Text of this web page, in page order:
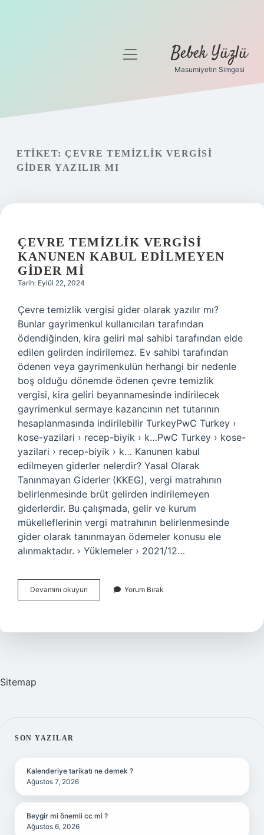
Gizlilik Politikası
menüyü
Bebek Yüzlü
Masumiyetin Simgesi
ETIKET: ÇEVRE TEMIZLIK VERGISI
GIDER YAZILIR MI
ÇEVRE TEMIZLIK VERGISI
KANUNEN KABUL EDILMEYEN
GIDER MI
Tarih: Eylül 22, 2024
Çevre temizlik vergisi gider olarak yazılır mı?
Bunlar gayrimenkul kullanıcıları tarafından
ödendiğinden, kira geliri mal sahibi tarafından elde
edilen gelirden indirilemez. Ev sahibi tarafından
ödenen veya gayrimenkulün herhangi bir nedenle
boş olduğu dönemde ödenen çevre temizlik
vergisi, kira geliri beyannamesinde indirilecek
gayrimenkul sermaye kazancının net tutarının
hesaplanmasında indirilebilir TurkeyPwC Turkey ›
kose-yazilari › recep-biyik › k…PwC Turkey › kose-
yazilari › recep-biyik › k… Kanunen kabul
edilmeyen giderler nelerdir? Yasal Olarak
Tanınmayan Giderler (KKEG), vergi matrahının
belirlenmesinde brüt gelirden indirilemeyen
giderlerdir. Bu çalışmada, gelir ve kurum
mükelleflerinin vergi matrahının belirlenmesinde
gider olarak tanınmayan ödemeler konusu ele
alınmaktadır. › Yüklemeler › 2021/12…
Devamını okuyun
Temizlik
Kabul
Yorum Bırak
Sitemap
SIDEBAR
SON YAZILAR
Kalenderiye tarikatı ne demek ?
Ağustos 7, 2026
Beygir mi önemli cc mi ?
Ağustos 6, 2026